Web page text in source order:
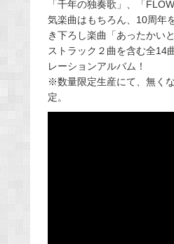
「千年の独奏歌」、「
気楽曲はもちろん、10周年
き下ろし楽曲「あったかい
ストラック２曲を含む全14
レーションアルバム！
※数量限定生産にて、無く
定。